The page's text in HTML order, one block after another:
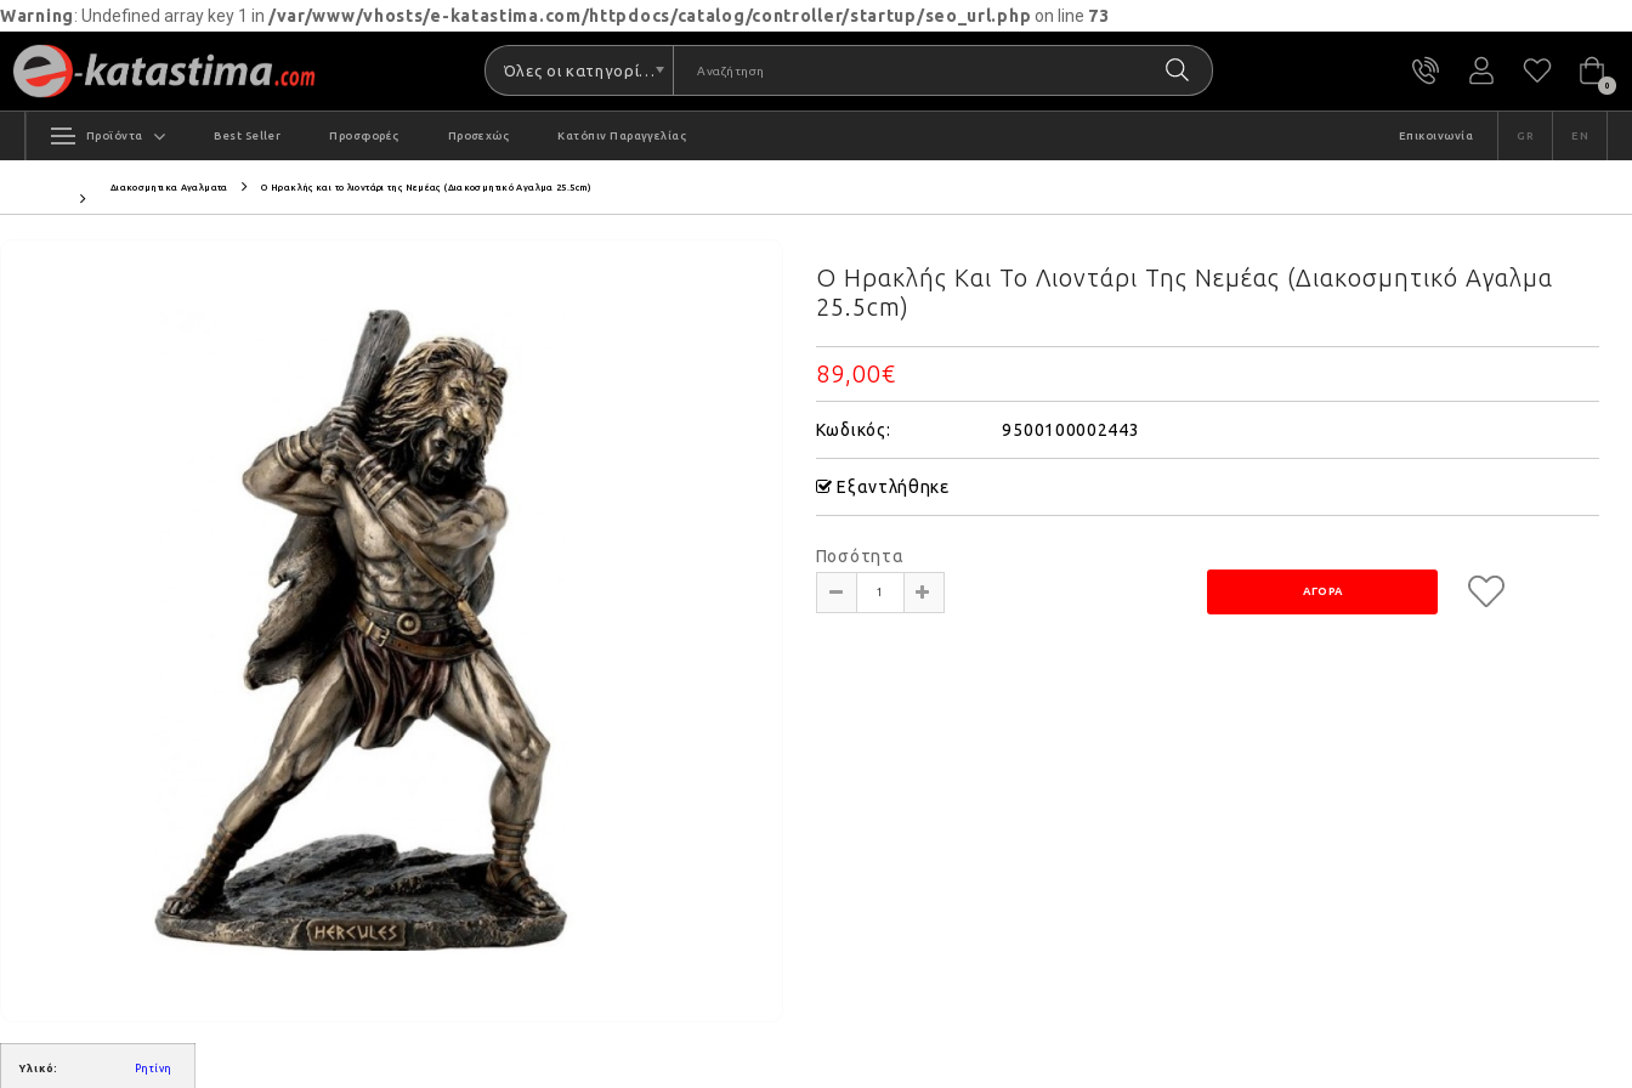
Warning: Undefined array key 1 in /var/www/vhosts/e-katastima.com/httpdocs/catalog/controller/startup/seo_url.php on line 73
Όλες οι κατηγορίες
0
Προϊόντα Best Seller Προσφορές Προσεχώς Κατόπιν Παραγγελίας Επικοινωνία GR EN
Διακοσμητικα Αγαλματα Ο Ηρακλής και το λιοντάρι της Νεμέας (Διακοσμητικό Αγαλμα 25.5cm)
Ο Ηρακλής Και Το Λιοντάρι Της Νεμέας (Διακοσμητικό Αγαλμα
25.5cm)
89,00€
Κωδικός: 9500100002443
Εξαντλήθηκε
Ποσότητα
Υλικό: Ρητίνη